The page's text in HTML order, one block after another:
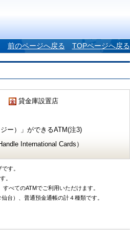
前のページへ戻る TOPページへ戻る
貸金庫設置店
ー）」ができるATM(注3)
International Cards）
す。
。
べてのATMでご利用いただけます。
台）、普通預金通帳の計４種類です。